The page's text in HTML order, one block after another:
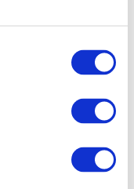
råd til grønnere